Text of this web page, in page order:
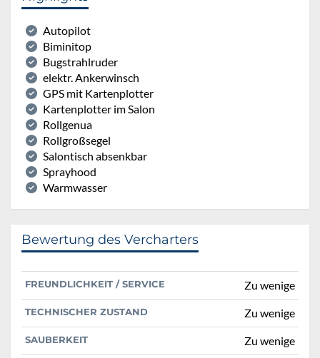
Autopilot
Biminitop
Bugstrahlruder
elektr. Ankerwinsch
GPS mit Kartenplotter
Kartenplotter im Salon
Rollgenua
Rollgroßsegel
Salontisch absenkbar
Sprayhood
Warmwasser
Bewertung des Vercharters
FREUNDLICHKEIT / SERVICE Zu wenige
TECHNISCHER ZUSTAND Zu wenige
SAUBERKEIT Zu wenige